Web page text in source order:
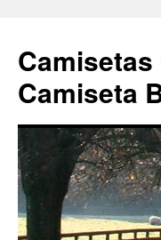
Camisetas
Camiseta